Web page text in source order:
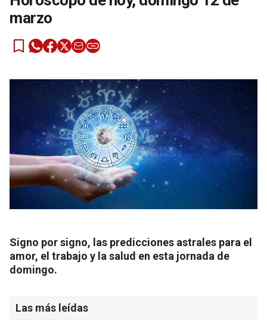
marzo
Signo por signo, las predicciones astrales para el
amor, el trabajo y la salud en esta jornada de
domingo.
Las más leídas